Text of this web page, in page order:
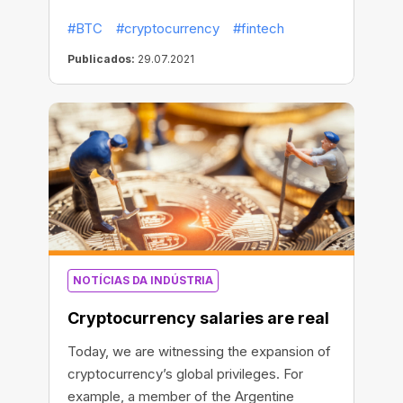
2% BTC cashback is now available for US
customers. The card was developed and
issued by the American crypto-lending
platform BlockFi.
#BTC #cryptocurrency #fintech
Publicados: 29.07.2021
NOTÍCIAS DA INDÚSTRIA
Cryptocurrency salaries are real
Today, we are witnessing the expansion of
cryptocurrency’s global privileges. For
example, a member of the Argentine